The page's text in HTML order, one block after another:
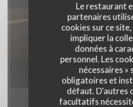
Le restaurant
partenaires
cookies sur ce
impliquer la
données à
personnel. Les
nécessaires »
obligatoires et
défaut. D'autres
facultatifs